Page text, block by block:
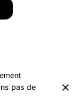
2026
pas de